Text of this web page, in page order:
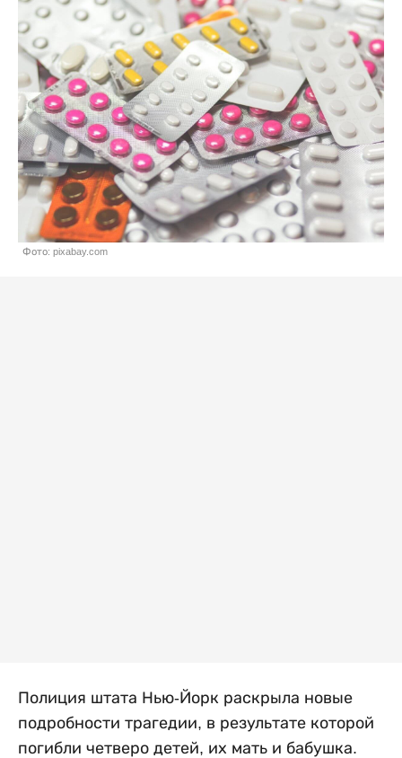
Фото: pixabay.com
Полиция штата Нью-Йорк раскрыла новые
подробности трагедии, в результате которой
погибли четверо детей, их мать и бабушка.